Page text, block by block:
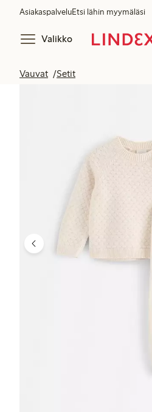
AsiakaspalveluEtsi lähin myymäläsi
Valikko
Vauvat Setit